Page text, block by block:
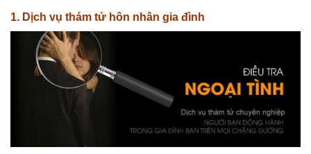
1. Dịch vụ thám tử hôn nhân gia đình